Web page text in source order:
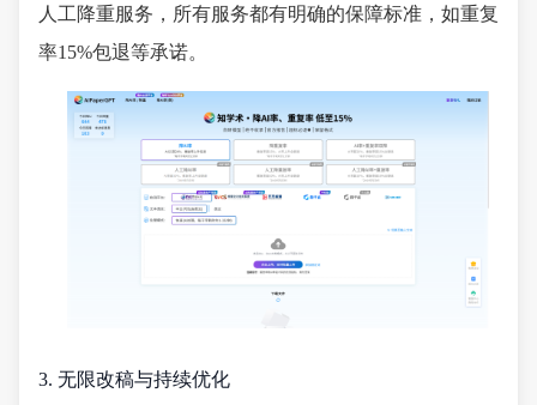
人工降重服务，所有服务都有明确的保障标准，如重复
率15%包退等承诺。
3. 无限改稿与持续优化